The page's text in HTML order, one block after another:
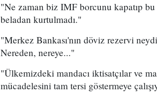
"Ne zaman biz IMF borcunu kapatıp bu
beladan kurtulmadı."
"Merkez Bankası'nın döviz rezervi
Nereden, nereye..."
"Ülkemizdeki mandacı iktisatçılar ve
mücadelesini tam tersi göstermeye